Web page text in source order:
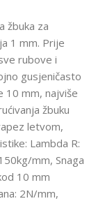
za
1 mm. Prije
rubove i
gusjeničasto
10 mm, najviše
žbuku
letvom,
Lambda R:
mm, Snaga
10 mm
2N/mm,